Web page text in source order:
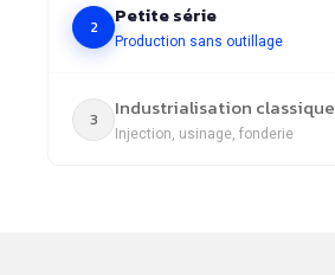
2 Petite série
Production sans outillage
3 Industrialisation classique
Injection, usinage, fonderie